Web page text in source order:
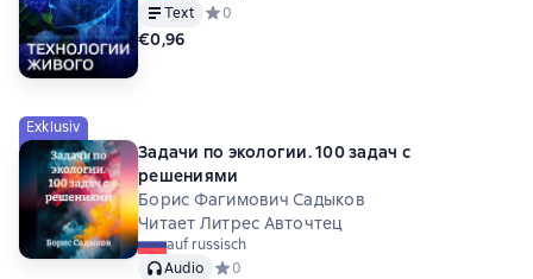
Text
Средний рейтинг 0 на основе 0 оценок
0
€0,96
Exklusiv
Задачи по экологии. 100 задач с
решениями
Борис Фагимович Садыков
Читает Литрес Авточтец
auf russisch
Audio
Средний рейтинг 0 на основе 0 оценок
0